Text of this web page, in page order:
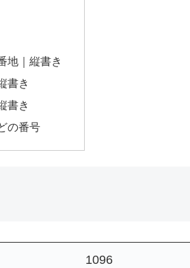
地｜縦書き
書き
書き
の番号
1096